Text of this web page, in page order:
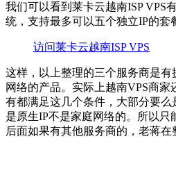
我们可以看到莱卡云越南ISP VPS
统，支持最多可以五个独立IP的套
访问莱卡云越南ISP VPS
这样，以上整理的三个服务商是有
网络的产品。实际上越南VPS商
有都满足这几个条件，大部分要么
是原生IP不是家庭网络的。所以只
后面如果有其他服务商的，老蒋在